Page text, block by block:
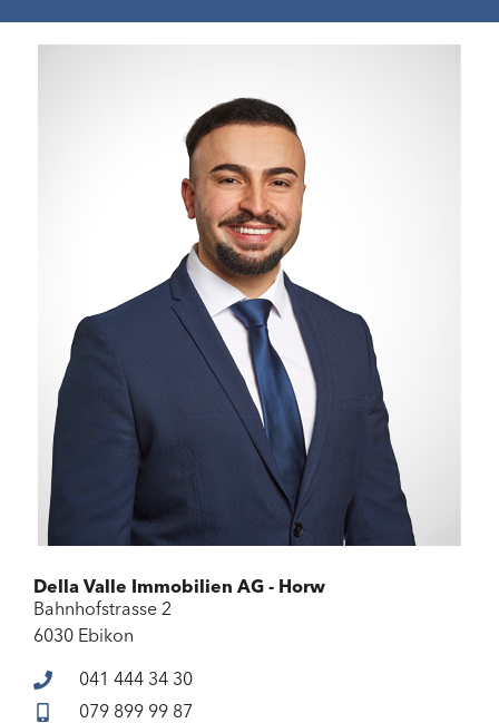
Della Valle Immobilien AG - Horw
Bahnhofstrasse 2
6030 Ebikon
041 444 34 30
079 899 99 87